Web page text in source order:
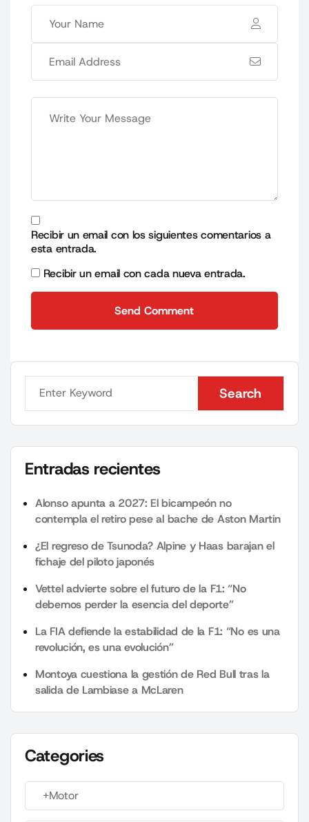
Recibir un email con los siguientes comentarios a
esta entrada.
Recibir un email con cada nueva entrada.
Send Comment
Search
Search
Entradas recientes
Alonso apunta a 2027: El bicampeón no
contempla el retiro pese al bache de Aston Martin
¿El regreso de Tsunoda? Alpine y Haas barajan el
fichaje del piloto japonés
Vettel advierte sobre el futuro de la F1: “No
debemos perder la esencia del deporte”
La FIA defiende la estabilidad de la F1: “No es una
revolución, es una evolución”
Montoya cuestiona la gestión de Red Bull tras la
salida de Lambiase a McLaren
Categories
+Motor